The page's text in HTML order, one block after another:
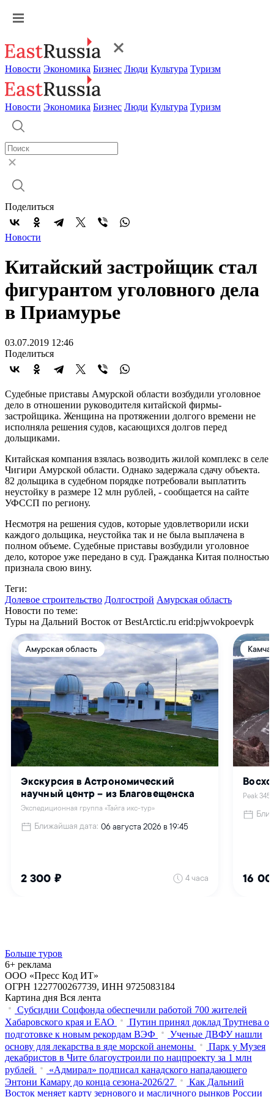
Новости Экономика Бизнес Люди Культура Туризм
Новости Экономика Бизнес Люди Культура Туризм
Поделиться
Новости
Китайский застройщик стал
фигурантом уголовного дела
в Приамурье
03.07.2019 12:46
Поделиться
Судебные приставы Амурской области возбудили уголовное
дело в отношении руководителя китайской фирмы-
застройщика. Женщина на протяжении долгого времени не
исполняла решения судов, касающихся долгов перед
дольщиками.
Китайская компания взялась возводить жилой комплекс в селе
Чигири Амурской области. Однако задержала сдачу объекта.
82 дольщика в судебном порядке потребовали выплатить
неустойку в размере 12 млн рублей, - сообщается на сайте
УФССП по региону.
Несмотря на решения судов, которые удовлетворили иски
каждого дольщика, неустойка так и не была выплачена в
полном объеме. Судебные приставы возбудили уголовное
дело, которое уже передано в суд. Гражданка Китая полностью
признала свою вину.
Теги:
Долевое строительство Долгострой Амурская область
Новости по теме:
Туры на Дальний Восток от BestArctic.ru erid:pjwvokpoevpk
Больше туров
6+ реклама
ООО «Пресс Код ИТ»
ОГРН 1227700267739, ИНН 9725083184
Картина дня Вся лента
Субсидии Соцфонда обеспечили работой 700 жителей
Хабаровского края и ЕАО
Путин принял доклад Трутнева о
подготовке к новым рекордам ВЭФ
Ученые ДВФУ нашли
основу для лекарства в яде морской анемоны
Парк у Музея
декабристов в Чите благоустроили по нацпроекту за 1 млн
рублей
«Адмирал» подписал канадского нападающего
Энтони Камару до конца сезона-2026/27
Как Дальний
Восток меняет карту зернового и масличного рынков России